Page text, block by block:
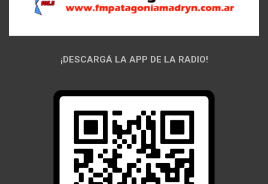
¡DESCARGÁ LA APP DE LA RADIO!